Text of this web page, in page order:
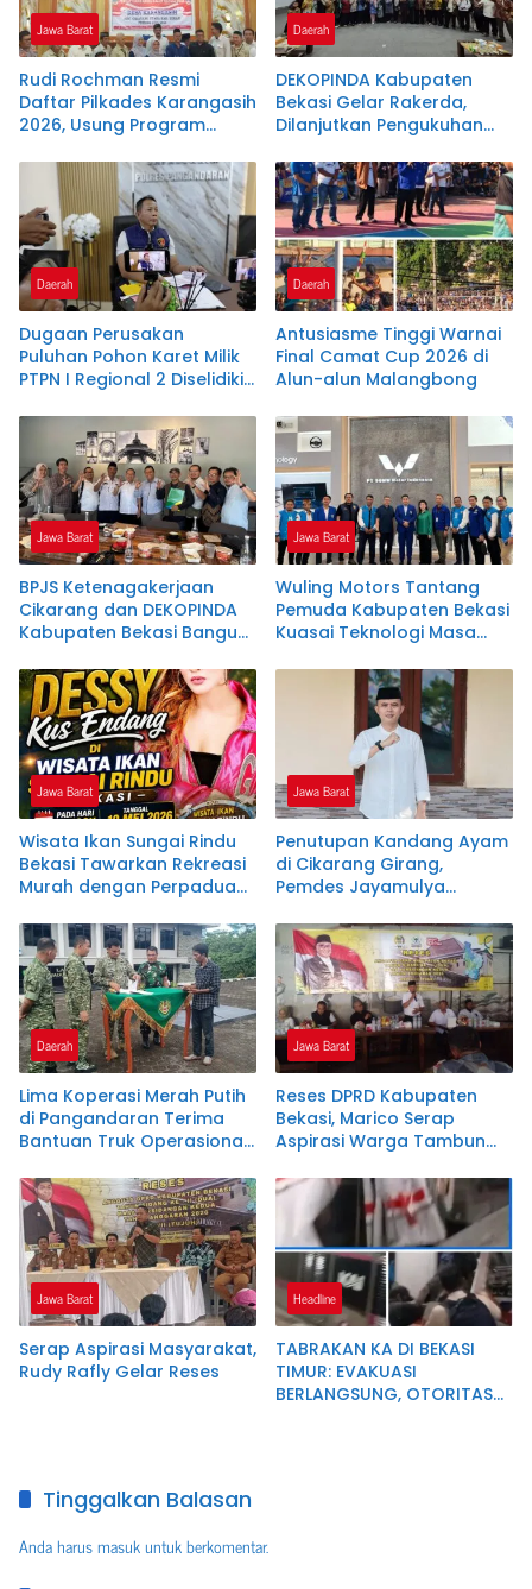
Jawa Barat
Rudi Rochman Resmi
Daftar Pilkades Karangasih
2026, Usung Program
Pendidikan, dan
Kesejahteraan Guru Ngaji
Daerah
DEKOPINDA Kabupaten
Bekasi Gelar Rakerda,
Dilanjutkan Pengukuhan
dan Lembaga Teknis
Daerah
Dugaan Perusakan
Puluhan Pohon Karet Milik
PTPN I Regional 2 Diselidiki
Daerah
Antusiasme Tinggi Warnai
Final Camat Cup 2026 di
Alun-alun Malangbong
Jawa Barat
BPJS Ketenagakerjaan
Cikarang dan DEKOPINDA
Kabupaten Bekasi Bangun
Perlindungan Pekerja
Koperasi dan UKM
Jawa Barat
Wuling Motors Tantang
Pemuda Kabupaten Bekasi
Kuasai Teknologi Masa
Jawa Barat
Wisata Ikan Sungai Rindu
Bekasi Tawarkan Rekreasi
Murah dengan Perpaduan
Dangdut yang Menarik
Minat Pengunjung dari
Berbagai Daerah
Jawa Barat
Penutupan Kandang Ayam
di Cikarang Girang,
Pemdes Jayamulya
Hingga Disepakati Ini Kata
Asep Gunawan
Daerah
Lima Koperasi Merah Putih
di Pangandaran Terima
Bantuan Truk Operasional
Desa
Jawa Barat
Reses DPRD Kabupaten
Bekasi, Marico Serap
Aspirasi Warga Tambun
Tantangan Anggaran dan
Tata Kelola
Jawa Barat
Serap Aspirasi Masyarakat,
Rudy Rafly Gelar Reses
Headline
TABRAKAN KA DI BEKASI
TIMUR: EVAKUASI
BERLANGSUNG, OTORITAS
Tinggalkan Balasan
Anda harusmasukuntuk berkomentar.